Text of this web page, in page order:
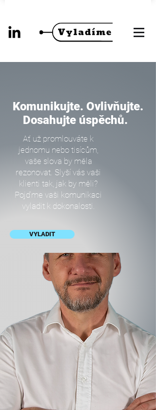
Komunikujte. Ovlivňujte.
Dosahujte úspěchů.
Ať už promlouváte k
jednomu nebo tisícům,
vaše slova by měla
rezonovat. Slyší vás vaši
klienti tak, jak by měli?
Pojďme vaši komunikaci
vyladit k dokonalosti.
VYLADIT